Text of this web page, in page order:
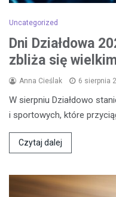
Uncategorized
Dni Działdowa
zbliża się
Anna Cieślak 6 sierpnia
W sierpniu Działdowo
i sportowych, które
Czytaj dalej